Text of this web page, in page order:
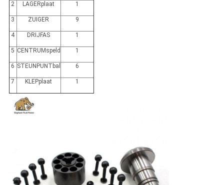
2 LAGERplaat 1
3 ZUIGER 9
4 DRIJFAS 1
5 CENTRUMspeld 1
6 STEUNPUNTbal 6
7 KLEPplaat 1